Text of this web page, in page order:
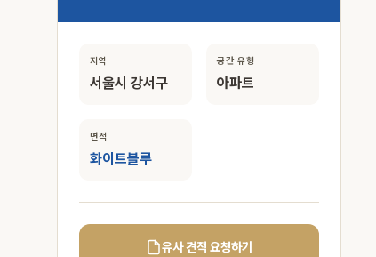
지역
서울시 강서구
공간 유형
아파트
면적
화이트블루
유사 견적 요청하기